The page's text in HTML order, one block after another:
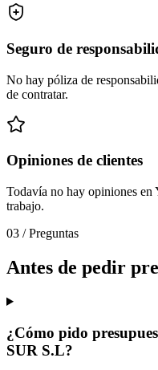
Seguro de
No hay póliza de
de contratar.
Opiniones de clientes
Todavía no hay opiniones
trabajo.
03 /Preguntas
Antes de pedir
¿Cómo pido
SUR S.L?